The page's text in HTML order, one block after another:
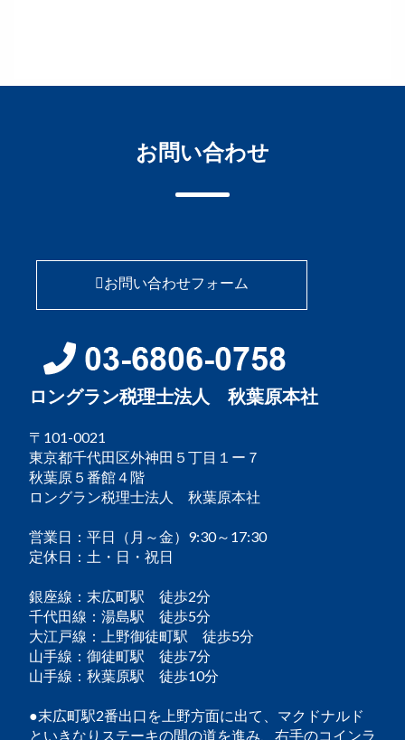
お問い合わせ
お問い合わせフォーム
ロングラン税理士法人 秋葉原本社
〒101-0021
東京都千代田区外神田５丁目１ー７
秋葉原５番館４階
ロングラン税理士法人 秋葉原本社
営業日：平日（月～金）9:30～17:30
定休日：土・日・祝日
銀座線：末広町駅 徒歩2分
千代田線：湯島駅 徒歩5分
大江戸線：上野御徒町駅 徒歩5分
山手線：御徒町駅 徒歩7分
山手線：秋葉原駅 徒歩10分
●末広町駅2番出口を上野方面に出て、マクドナルド
といきなりステーキの間の道を進み、右手のコインラ